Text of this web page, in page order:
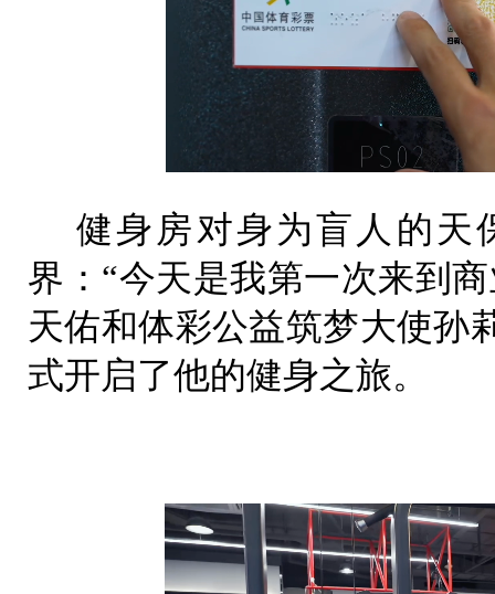
健身房对身为盲人的天
界：“今天是我第一次来到
天佑和体彩公益筑梦大使孙
式开启了他的健身之旅。